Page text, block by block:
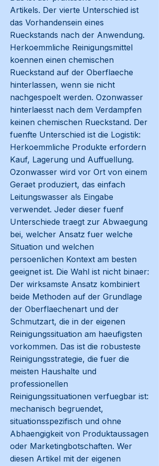
Artikels. Der vierte Unterschied ist
das Vorhandensein eines
Rueckstands nach der Anwendung.
Herkoemmliche Reinigungsmittel
koennen einen chemischen
Rueckstand auf der Oberflaeche
hinterlassen, wenn sie nicht
nachgespoelt werden. Ozonwasser
hinterlaesst nach dem Verdampfen
keinen chemischen Rueckstand. Der
fuenfte Unterschied ist die Logistik:
Herkoemmliche Produkte erfordern
Kauf, Lagerung und Auffuellung.
Ozonwasser wird vor Ort von einem
Geraet produziert, das einfach
Leitungswasser als Eingabe
verwendet. Jeder dieser fuenf
Unterschiede traegt zur Abwaegung
bei, welcher Ansatz fuer welche
Situation und welchen
persoenlichen Kontext am besten
geeignet ist. Die Wahl ist nicht binaer:
Der wirksamste Ansatz kombiniert
beide Methoden auf der Grundlage
der Oberflaechenart und der
Schmutzart, die in der eigenen
Reinigungssituation am haeufigsten
vorkommen. Das ist die robusteste
Reinigungsstrategie, die fuer die
meisten Haushalte und
professionellen
Reinigungssituationen verfuegbar ist:
mechanisch begruendet,
situationsspezifisch und ohne
Abhaengigkeit von Produktaussagen
oder Marketingbotschaften. Wer
diesen Artikel mit der eigenen